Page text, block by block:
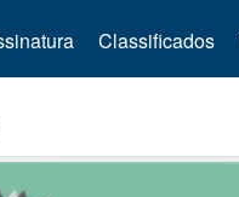
Classificados